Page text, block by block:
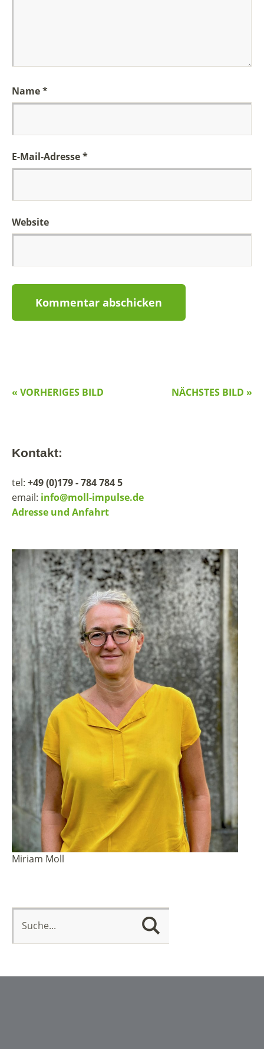
Name*
E-Mail-Adresse*
Website
« VORHERIGES BILD NÄCHSTES BILD »
Kontakt:
tel: +49 (0)179 - 784 784 5
email: info@moll-impulse.de
Adresse und Anfahrt
Miriam Moll